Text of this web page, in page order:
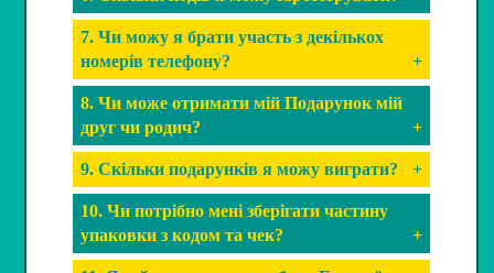
7. Чи можу я брати участь з декількох
номерів телефону?
+
8. Чи може отримати мій Подарунок мій
друг чи родич?
+
9. Скільки подарунків я можу виграти?
+
10. Чи потрібно мені зберігати частину
упаковки з кодом та чек?
+